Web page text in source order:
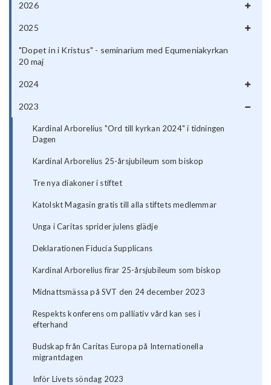
2026
2025
"Dopet in i Kristus" - seminarium med Equmeniakyrkan
20 maj
2024
2023
Kardinal Arborelius "Ord till kyrkan 2024" i tidningen
Dagen
Kardinal Arborelius 25-årsjubileum som biskop
Tre nya diakoner i stiftet
Katolskt Magasin gratis till alla stiftets medlemmar
Unga i Caritas sprider julens glädje
Deklarationen Fiducia Supplicans
Kardinal Arborelius firar 25-årsjubileum som biskop
Midnattsmässa på SVT den 24 december 2023
Respekts konferens om palliativ vård kan ses i
efterhand
Budskap från Caritas Europa på Internationella
migrantdagen
Inför Livets söndag 2023